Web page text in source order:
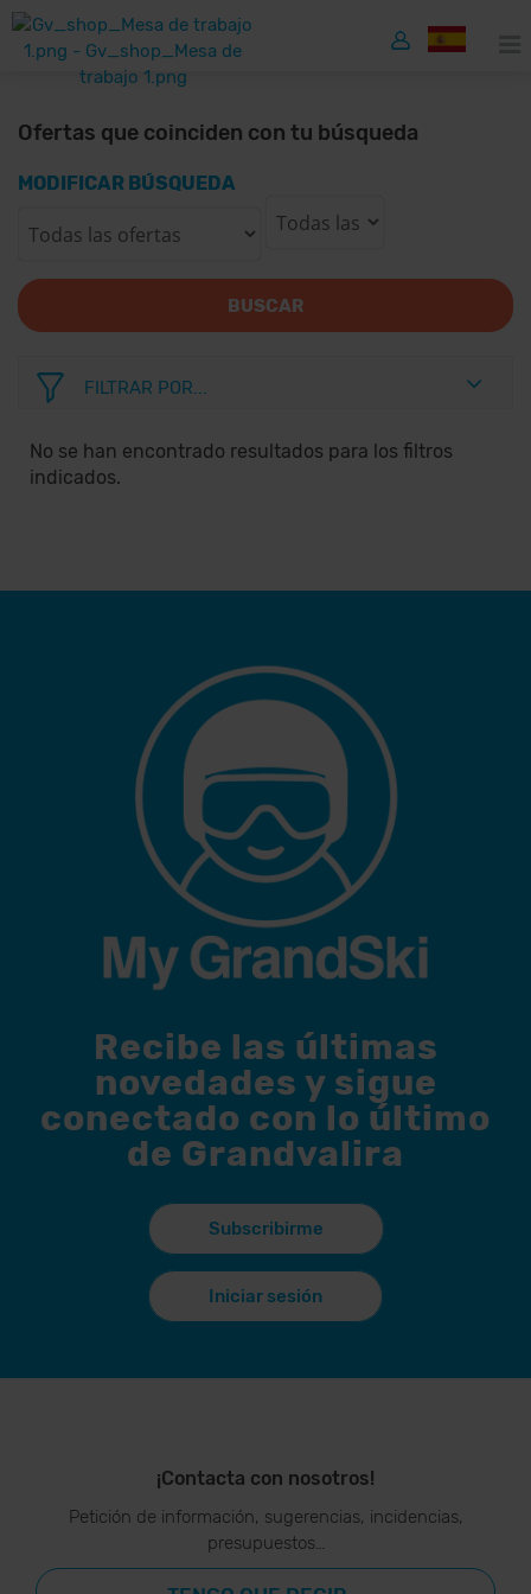
Ofertas que coinciden con tu búsqueda
MODIFICAR BÚSQUEDA
BUSCAR
FILTRAR POR...
No se han encontrado resultados para los filtros
indicados.
Recibe las últimas
novedades y sigue
conectado con lo último
de Grandvalira
Subscribirme
Iniciar sesión
¡Contacta con nosotros!
Petición de información, sugerencias, incidencias,
presupuestos…